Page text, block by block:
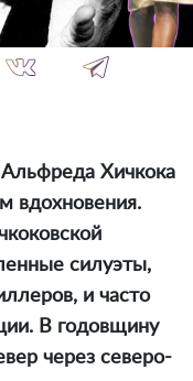
Хичкока
вдохновения.
силуэты,
и часто
В годовщину
через северо-